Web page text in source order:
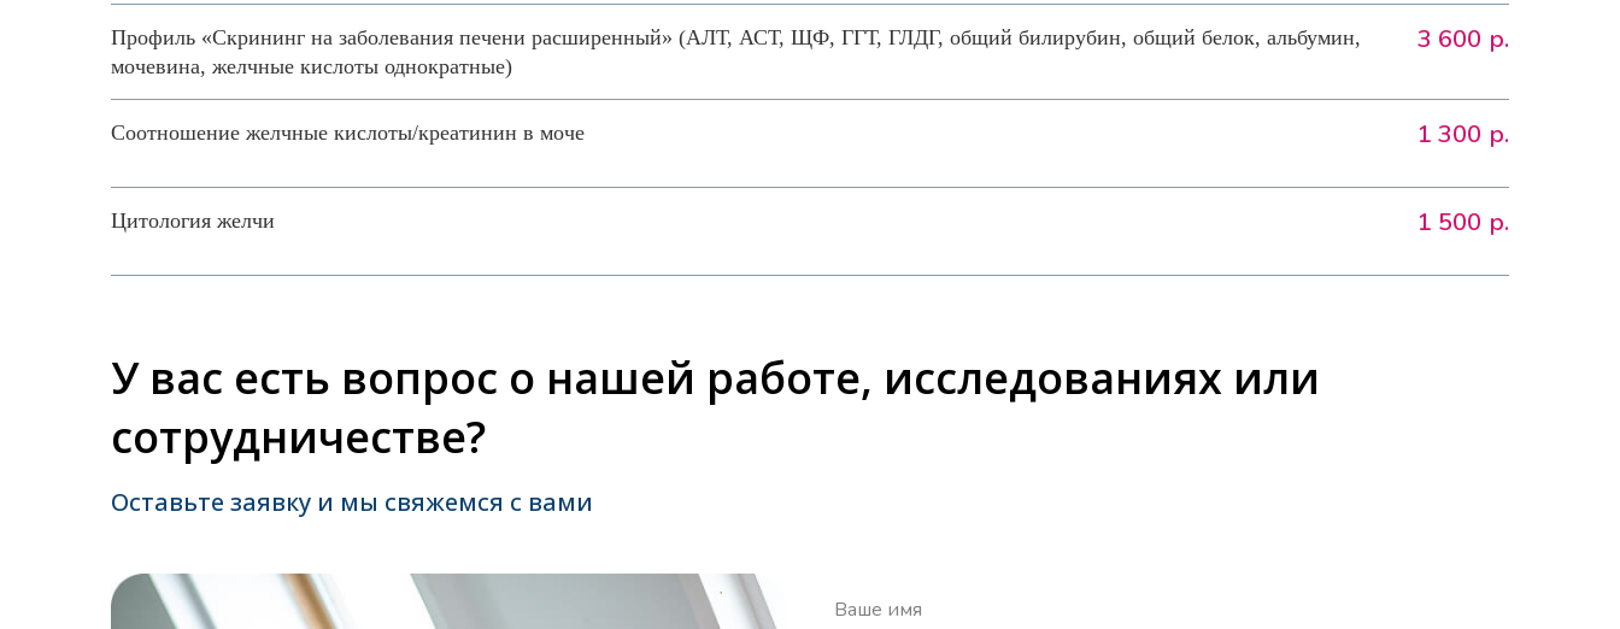
Профиль «Скрининг на заболевания печени расширенный» (АЛТ, АСТ, ЩФ, ГГТ, ГЛДГ, общий билирубин, общий белок, альбумин,
мочевина, желчные кислоты однократные)
3 600 р.
Соотношение желчные кислоты/креатинин в моче 1 300 р.
Цитология желчи 1 500 р.
У вас есть вопрос о нашей работе, исследованиях или
сотрудничестве?
Оставьте заявку и мы свяжемся с вами
Ваше имя